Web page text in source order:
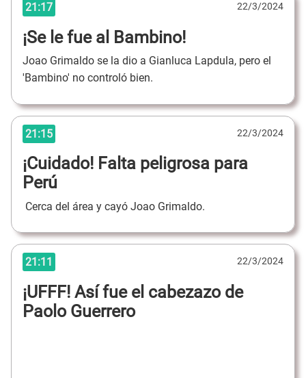
21:17 22/3/2024
¡Se le fue al Bambino!
Joao Grimaldo se la dio a Gianluca Lapdula, pero el
'Bambino' no controló bien.
21:15 22/3/2024
¡Cuidado! Falta peligrosa para
Perú
Cerca del área y cayó Joao Grimaldo.
21:11 22/3/2024
¡UFFF! Así fue el cabezazo de
Paolo Guerrero